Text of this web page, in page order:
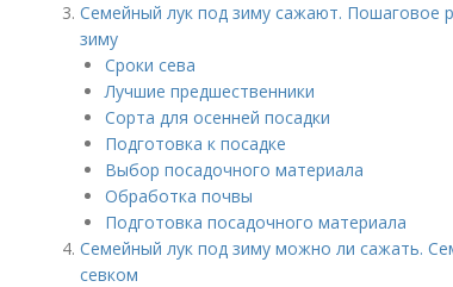
Семейный лук под зиму сажают. Пошаговое
зиму
Сроки сева
Лучшие предшественники
Сорта для осенней посадки
Подготовка к посадке
Выбор посадочного материала
Обработка почвы
Подготовка посадочного материала
Семейный лук под зиму можно ли сажать.
севком